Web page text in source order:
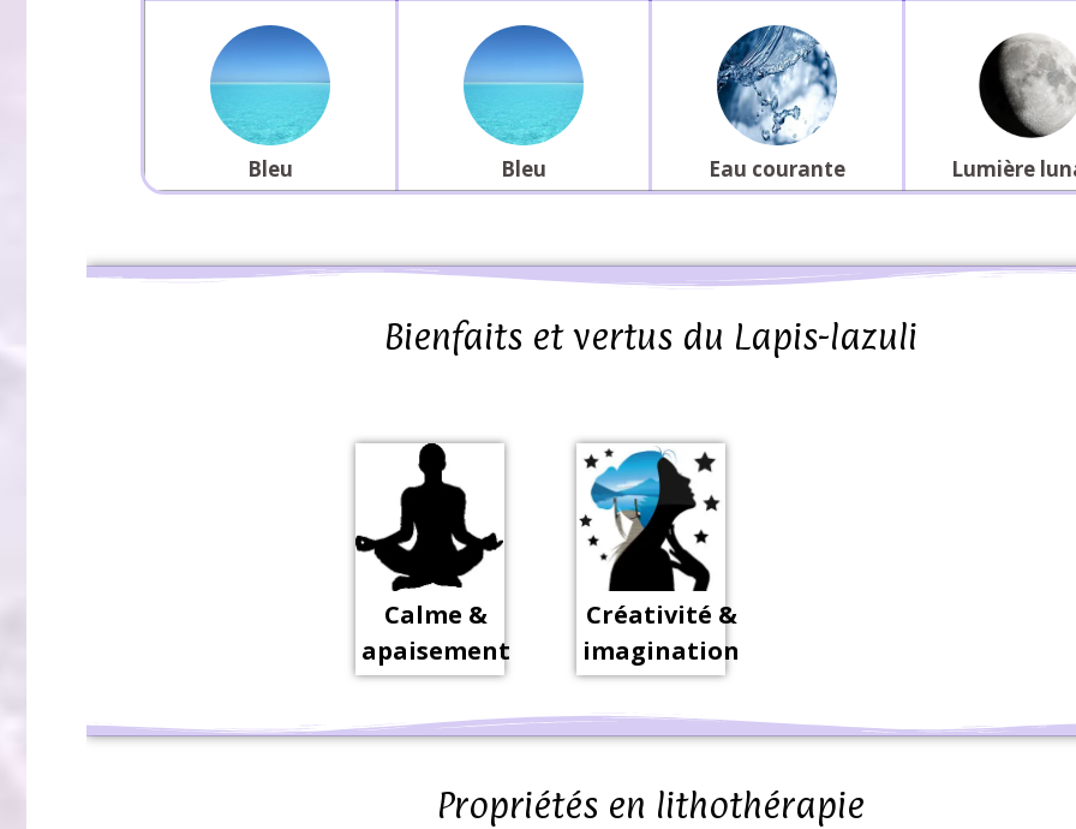
Bleu Bleu Eau courante Lumière
Bienfaits et vertus du Lapis-lazuli
Calme &
apaisement
Créativité &
imagination
Propriétés en lithothérapie